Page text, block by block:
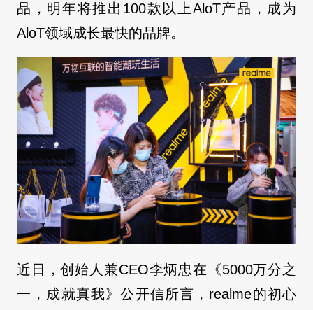
品，明年将推出100款以上AloT产品，成为
AloT领域成长最快的品牌。
近日，创始人兼CEO李炳忠在《5000万分之
一，成就真我》公开信所言，realme的初心